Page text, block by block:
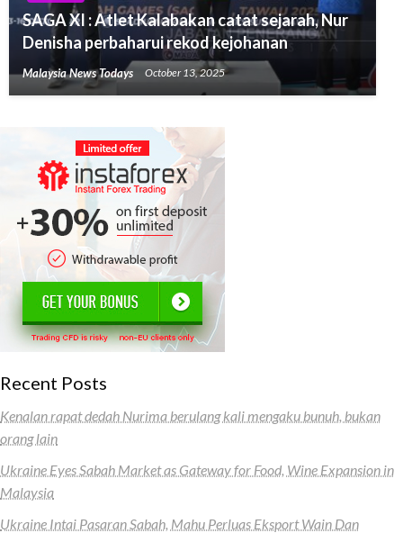
SAGA XI : Atlet Kalabakan catat sejarah, Nur
Denisha perbaharui rekod kejohanan
Malaysia News Todays October 13, 2025
Recent Posts
Kenalan rapat dedah Nurima berulang kali mengaku bunuh, bukan
orang lain
Ukraine Eyes Sabah Market as Gateway for Food, Wine Expansion in
Malaysia
Ukraine Intai Pasaran Sabah, Mahu Perluas Eksport Wain Dan